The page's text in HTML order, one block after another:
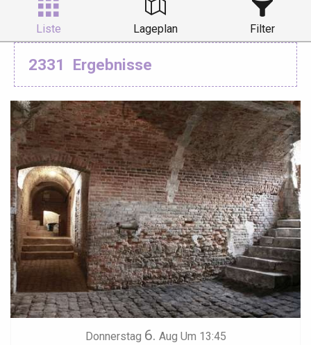
Liste Lageplan Filter
2331 Ergebnisse
Donnerstag 6. Aug Um 13:45